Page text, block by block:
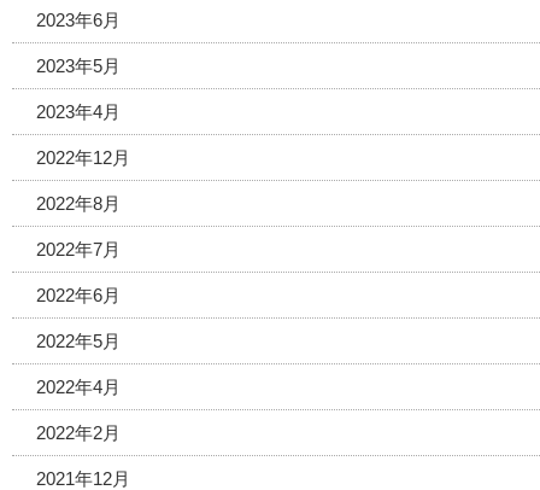
2023年6月
2023年5月
2023年4月
2022年12月
2022年8月
2022年7月
2022年6月
2022年5月
2022年4月
2022年2月
2021年12月